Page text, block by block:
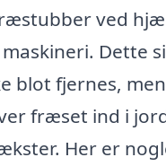
ved
Dette
blot fjernes,
fræset ind i
Her er